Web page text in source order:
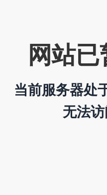
网站
当前服务器处
无法访